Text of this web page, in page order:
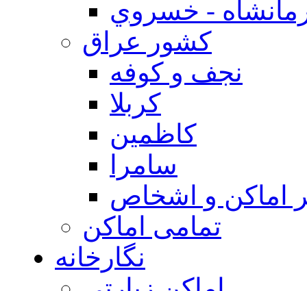
- خسروي
كشور عراق
نجف و كوفه
كربلا
كاظمين
سامرا
اماكن و اشخاص
تمامی اماکن
نگارخانه